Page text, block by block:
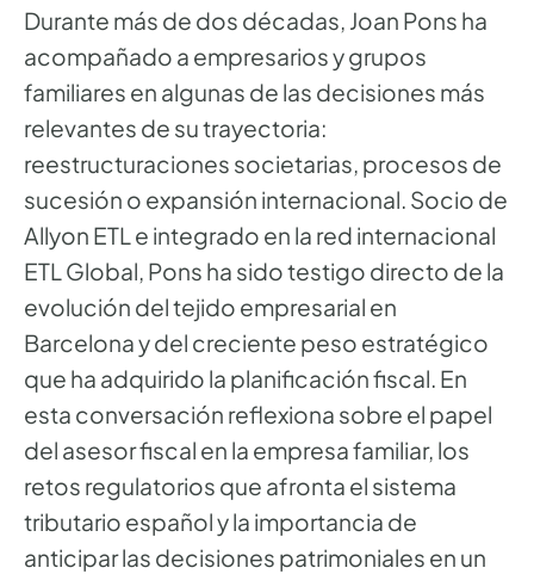
Durante más de dos décadas, Joan Pons ha
acompañado a empresarios y grupos
familiares en algunas de las decisiones más
relevantes de su trayectoria:
reestructuraciones societarias, procesos de
sucesión o expansión internacional. Socio de
Allyon ETL e integrado en la red internacional
ETL Global, Pons ha sido testigo directo de la
evolución del tejido empresarial en
Barcelona y del creciente peso estratégico
que ha adquirido la planificación fiscal. En
esta conversación reflexiona sobre el papel
del asesor fiscal en la empresa familiar, los
retos regulatorios que afronta el sistema
tributario español y la importancia de
anticipar las decisiones patrimoniales en un